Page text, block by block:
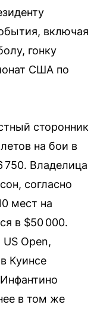
включая
гонку
США по
сторонник
на бои в
Владелица
согласно
мест на
в $50 000.
Open,
Куинсе
в том же